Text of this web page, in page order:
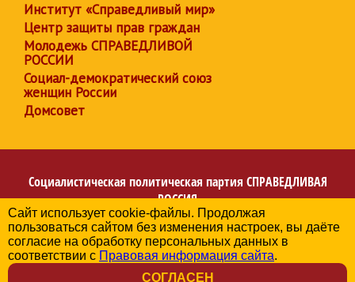
Институт «Справедливый мир»
Центр защиты прав граждан
Молодежь СПРАВЕДЛИВОЙ
РОССИИ
Социал-демократический союз
женщин России
Домсовет
Социалистическая политическая партия СПРАВЕДЛИВАЯ
РОССИЯ
Региональное отделение партии в Архангельской
области
© 2006-2026
Политика в отношении обработки персональных данных
Сайт использует cookie-файлы. Продолжая
пользоваться сайтом без изменения настроек, вы даёте
согласие на обработку персональных данных в
соответствии с Правовая информация сайта.
СОГЛАСЕН